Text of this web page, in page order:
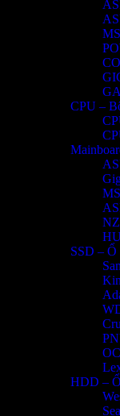
CPU –
SSD – Ổ
HDD –